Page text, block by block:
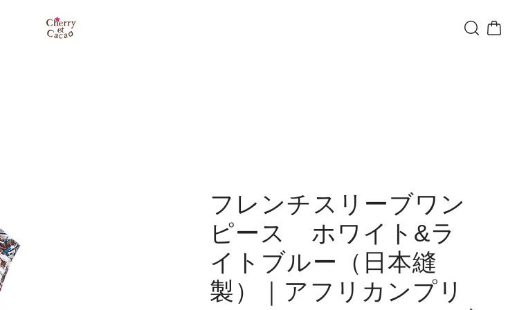
フレンチスリーブワン
ピース ホワイト&ラ
イトブルー（日本縫
製）｜アフリカンプリ